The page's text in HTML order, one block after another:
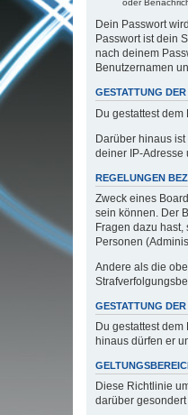
oder
Dein Passwort
Passwort ist dein
nach deinem
Benutzernamen
GESTATTUNG
Du gestattest
Darüber hinaus
deiner IP-Adresse
REGELUNGEN
Zweck eines
sein können. Der
Fragen dazu
Personen
Andere als die
GESTATTUNG
Du gestattest
hinaus dürfen er
Diese Richtlinie
darüber